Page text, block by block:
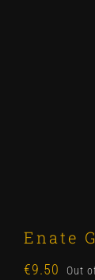
Enate
€9.50 Out